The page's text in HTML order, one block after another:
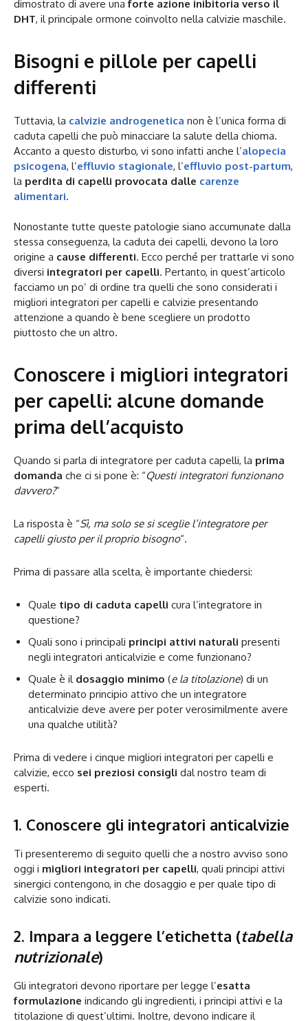
dimostrato di avere unaforte azione inibitoria verso il
DHT, il principale ormone coinvolto nella calvizie maschile.
Bisogni e pillole per capelli
differenti
Tuttavia, la calvizie androgenetica non è l’unica forma di
caduta capelli che può minacciare la salute della chioma.
Accanto a questo disturbo, vi sono infatti anche l’alopecia
psicogena, l’effluvio stagionale, l’effluvio post-partum,
la perdita di capelli provocata dalle carenze
alimentari.
Nonostante tutte queste patologie siano accumunate dalla
stessa conseguenza, la caduta dei capelli, devono la loro
origine a cause differenti. Ecco perché per trattarle vi sono
diversi integratori per capelli. Pertanto, in quest’articolo
facciamo un po’ di ordine tra quelli che sono considerati i
migliori integratori per capelli e calvizie presentando
attenzione a quando è bene scegliere un prodotto
piuttosto che un altro.
Conoscere i migliori integratori
per capelli: alcune domande
prima dell’acquisto
Quando si parla di integratore per caduta capelli, la prima
domanda che ci si pone è: “Questi integratori funzionano
davvero?“
La risposta è “Sì, ma solo se si sceglie l’integratore per
capelli giusto per il proprio bisogno“.
Prima di passare alla scelta, è importante chiedersi:
Quale tipo di caduta capelli cura l’integratore in
questione?
Quali sono i principali principi attivi naturali presenti
negli integratori anticalvizie e come funzionano?
Quale è il dosaggio minimo (e la titolazione) di un
determinato principio attivo che un integratore
anticalvizie deve avere per poter verosimilmente avere
una qualche utilità?
Prima di vedere i cinque migliori integratori per capelli e
calvizie, ecco sei preziosi consigli dal nostro team di
esperti.
1. Conoscere gli integratori anticalvizie
Ti presenteremo di seguito quelli che a nostro avviso sono
oggi i migliori integratori per capelli, quali principi attivi
sinergici contengono, in che dosaggio e per quale tipo di
calvizie sono indicati.
2. Impara a leggere l’etichetta (tabella
nutrizionale)
Gli integratori devono riportare per legge l’esatta
formulazione indicando gli ingredienti, i principi attivi e la
titolazione di quest’ultimi. Inoltre, devono indicare il